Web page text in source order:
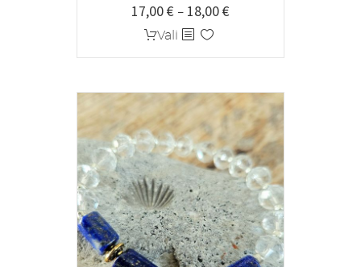
17,00€ – 18,00€
Vali Sellel
tootel
mitu
varianti.
Valikuid
saab
teha
tootelehel.